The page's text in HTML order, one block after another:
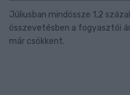
Júliusban mindössze 1,2
összevetésben a fogyasztói
már csökkent.